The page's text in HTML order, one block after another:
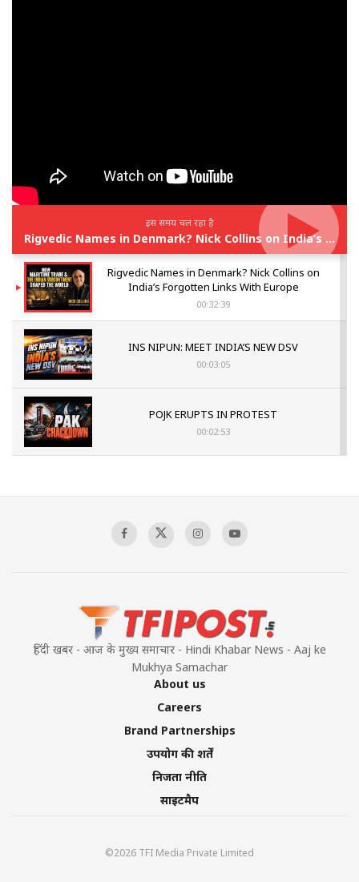
इस समय चल रहा है
Rigvedic Names in Denmark? Nick Collins on India’s Forgotten Links With Europe
Rigvedic Names in Denmark? Nick Collins on
India’s Forgotten Links With Europe
00:32:39
INS NIPUN: MEET INDIA’S NEW DSV
00:03:05
POJK ERUPTS IN PROTEST
00:02:53
Sagar
हिंदी खबर - आज के मुख्य समाचार - Hindi Khabar News - Aaj ke
Mukhya Samachar
About us
Careers
Brand Partnerships
उपयोग की शर्तें
निजता नीति
साइटमैप
©2026 TFI Media Private Limited